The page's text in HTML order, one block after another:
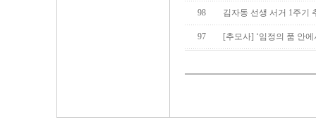
98 김자동 선생 서거 1주기
97 [추모사] ‘임정의 품 안